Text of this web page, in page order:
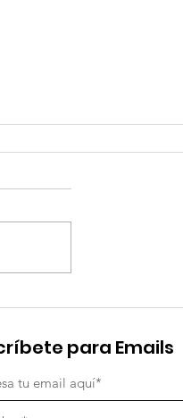
Conmemoración
Internacional de la
violencia contra las
mujeres
para Emails